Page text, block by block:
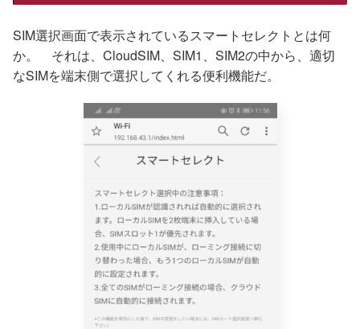
SIM選択画面で表示されているスマートセレクトとは何
か。 それは、CloudSIM、SIM1、SIM2の中から、適切
なSIMを端末側で選択してくれる便利機能だ。